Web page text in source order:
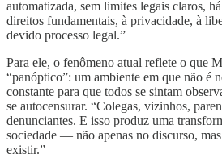
automatizada, sem limites legais claros,
direitos fundamentais, à privacidade, à
devido processo legal.”
Para ele, o fenômeno atual reflete o que
“panóptico”: um ambiente em que não é
constante para que todos se sintam
se autocensurar. “Colegas, vizinhos,
denunciantes. E isso produz uma
sociedade — não apenas no discurso,
existir.”